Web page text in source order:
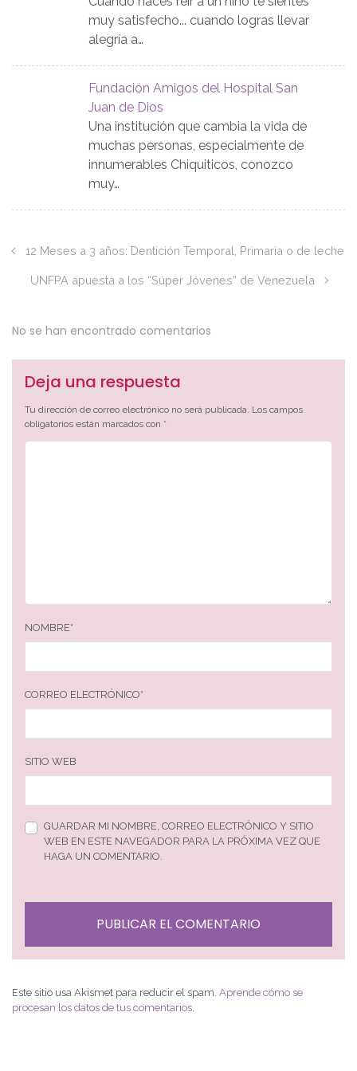
muy satisfecho... cuando logras llevar
alegría a…
Fundación Amigos del Hospital San
Juan de Dios
Una institución que cambia la vida de
muchas personas, especialmente de
innumerables Chiquiticos, conozco
muy…
12 Meses a 3 años: Dentición Temporal, Primaria o de leche
UNFPA apuesta a los “Súper Jóvenes” de Venezuela
No se han encontrado comentarios
Deja una respuesta
Tu dirección de correo electrónico no será publicada. Los campos
obligatorios están marcados con *
NOMBRE*
CORREO ELECTRÓNICO*
SITIO WEB
GUARDAR MI NOMBRE, CORREO ELECTRÓNICO Y SITIO
WEB EN ESTE NAVEGADOR PARA LA PRÓXIMA VEZ QUE
HAGA UN COMENTARIO.
Este sitio usa Akismet para reducir el spam. Aprende cómo se
procesan los datos de tus comentarios.